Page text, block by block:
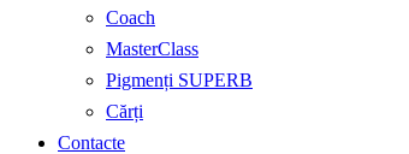
Coach
MasterClass
Pigmenți SUPERB
Cărți
Contacte